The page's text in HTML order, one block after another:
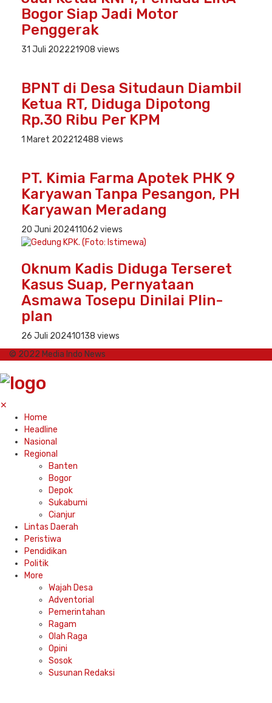
Bogor Siap Jadi Motor
Penggerak
31 Juli 202221908 views
BPNT di Desa Situdaun Diambil
Ketua RT, Diduga Dipotong
Rp.30 Ribu Per KPM
1 Maret 202212488 views
PT. Kimia Farma Apotek PHK 9
Karyawan Tanpa Pesangon, PH
Karyawan Meradang
20 Juni 202411062 views
Oknum Kadis Diduga Terseret
Kasus Suap, Pernyataan
Asmawa Tosepu Dinilai Plin-
plan
26 Juli 202410138 views
© 2022 Media Indo News
✕
Home
Headline
Nasional
Regional
Banten
Bogor
Depok
Sukabumi
Cianjur
Lintas Daerah
Peristiwa
Pendidikan
Politik
More
Wajah Desa
Adventorial
Pemerintahan
Ragam
Olah Raga
Opini
Sosok
Susunan Redaksi